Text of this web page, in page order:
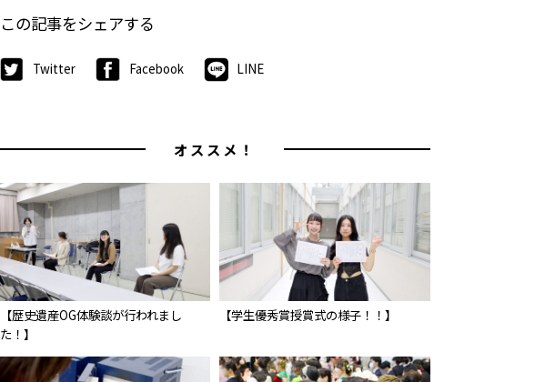
この記事をシェアする
Twitter Facebook LINE
オススメ！
【歴史遺産OG体験談が行われまし
た！】
【学生優秀賞授賞式の様子！！】